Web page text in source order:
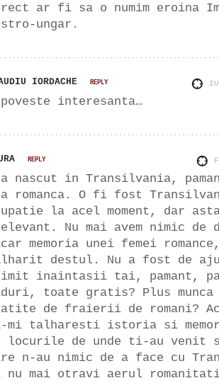
ar fi sa o numim eroina
ungar.
IORDACHE REPLY
poveste interesanta…
REPLY
nascut in Transilvania,
romanca. O fi fost
la acel moment, dar
Nu mai avem nimic
memoria unei femei
destul. Nu a fost de
inaintasii tai, pamant,
toate gratis? Plus
de fraierii de romani?
mi talharesti istoria si
locurile de unde ti-au venit
n-au nimic de a face cu
nu mai otravi aerul